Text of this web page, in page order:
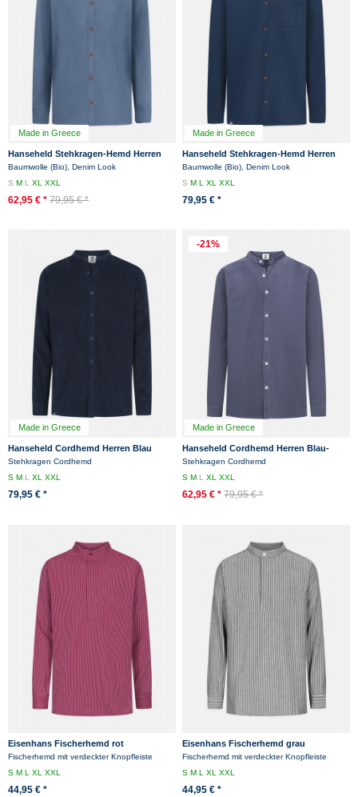
Made in Greece
Hanseheld Stehkragen-Hemd Herren
Jeans-Blau Baumwolle GOTS Organic
Baumwolle (Bio), Denim Look
SM LXLXXL
62,95 € * 79,95 € *
Made in Greece
Hanseheld Stehkragen-Hemd Herren
Navy-Blau Baumwolle GOTS Organic
Baumwolle (Bio), Denim Look
SMLXLXXL
79,95 € *
Made in Greece
Hanseheld Cordhemd Herren Blau
Stehkragen Cordhemd
SM LXLXXL
79,95 € *
-21%
Made in Greece
Hanseheld Cordhemd Herren Blau-
Grau
Stehkragen Cordhemd
SM LXLXXL
62,95 € * 79,95 € *
Eisenhans Fischerhemd rot
Fischerhemd mit verdeckter Knopfleiste
SMLXLXXL
44,95 € *
Eisenhans Fischerhemd grau
Fischerhemd mit verdeckter Knopfleiste
SMLXLXXL
44,95 € *